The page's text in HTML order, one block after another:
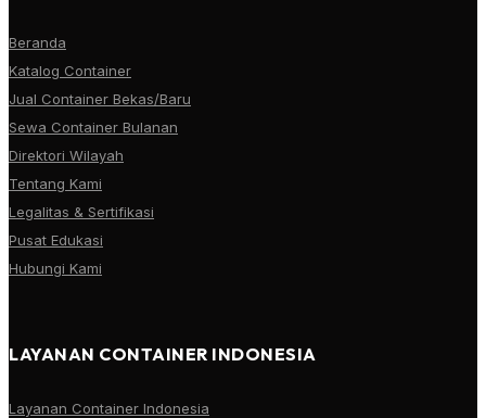
Beranda
Katalog Container
Jual Container Bekas/Baru
Sewa Container Bulanan
Direktori Wilayah
Tentang Kami
Legalitas & Sertifikasi
Pusat Edukasi
Hubungi Kami
LAYANAN CONTAINER INDONESIA
Layanan Container Indonesia